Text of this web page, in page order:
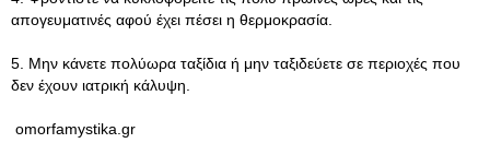
απογευματινές αφού έχει πέσει η θερμοκρασία.
5. Μην κάνετε πολύωρα ταξίδια ή μην ταξιδεύετε σε περιοχές που
δεν έχουν ιατρική κάλυψη.
omorfamystika.gr